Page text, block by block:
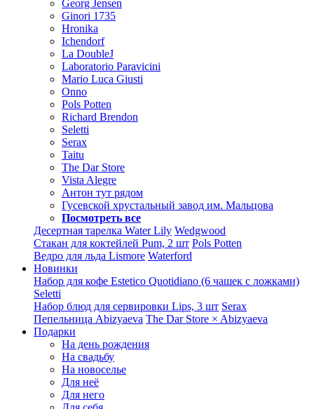
Georg Jensen
Ginori 1735
Hronika
Ichendorf
La DoubleJ
Laboratorio Paravicini
Mario Luca Giusti
Onno
Pols Potten
Richard Brendon
Seletti
Serax
Taitu
The Dar Store
Vista Alegre
Антон тут рядом
Гусевской хрустальный завод им. Мальцова
Посмотреть все
Десертная тарелка Water Lily Wedgwood
Стакан для коктейлей Pum, 2 шт Pols Potten
Ведро для льда Lismore Waterford
Новинки
Набор для кофе Estetico Quotidiano (6 чашек с ложками)
Seletti
Набор блюд для сервировки Lips, 3 шт Serax
Пепельница Abizyaeva The Dar Store × Abizyaeva
Подарки
На день рождения
На свадьбу
На новоселье
Для неё
Для него